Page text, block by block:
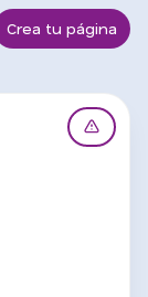
Crea tu página